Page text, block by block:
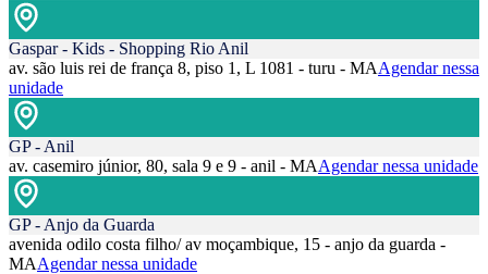
Gaspar - Kids - Shopping Rio Anil
av. são luis rei de frança 8, piso 1, L 1081 - turu - MAAgendar nessa
unidade
GP - Anil
av. casemiro júnior, 80, sala 9 e 9 - anil - MAAgendar nessa unidade
GP - Anjo da Guarda
avenida odilo costa filho/ av moçambique, 15 - anjo da guarda -
MAAgendar nessa unidade